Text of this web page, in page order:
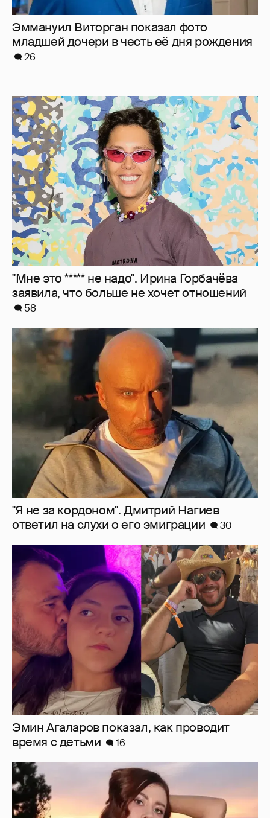
"Мне это ***** не надо". Ирина Горбачёва
заявила, что больше не хочет отношений
58
"Я не за кордоном". Дмитрий Нагиев
ответил на слухи о его эмиграции
Эмин Агаларов показал, как проводит
время с детьми
16
"Мне искренне больно". Олеся Иванченко
ответила на критику в сети за поддержку